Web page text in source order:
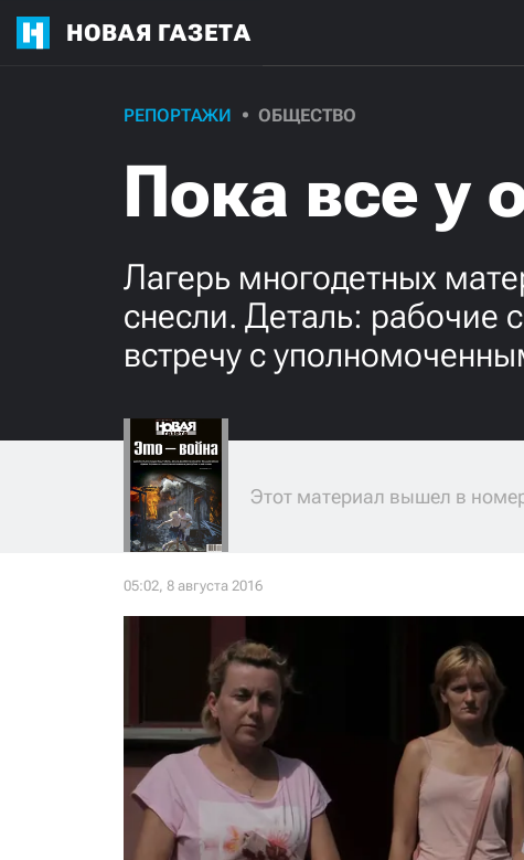
НОВАЯ ГАЗЕТА
РЕПОРТАЖИ ОБЩЕСТВО
Пока все у
Лагерь многодетных
снесли. Деталь: рабочие
встречу с
Этот материал вышел в